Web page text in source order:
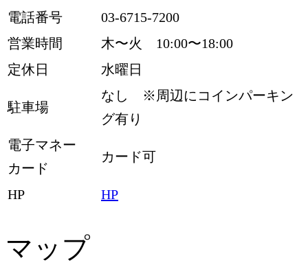
電話番号
03-6715-7200
営業時間
木〜火 10:00〜18:00
定休日
水曜日
駐車場
なし ※周辺にコインパーキン
グ有り
電子マネー
カード
カード可
HP HP
マップ